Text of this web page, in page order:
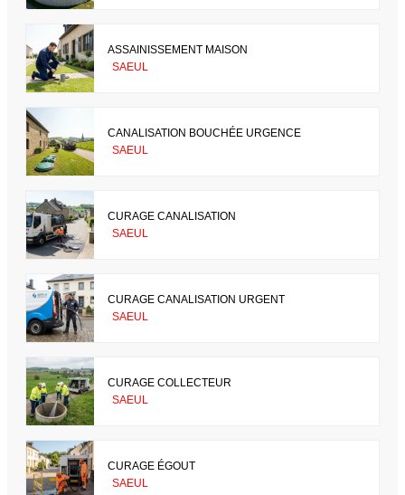
ASSAINISSEMENT MAISON
SAEUL
CANALISATION BOUCHÉE URGENCE
SAEUL
CURAGE CANALISATION
SAEUL
CURAGE CANALISATION URGENT
SAEUL
CURAGE COLLECTEUR
SAEUL
CURAGE ÉGOUT
SAEUL